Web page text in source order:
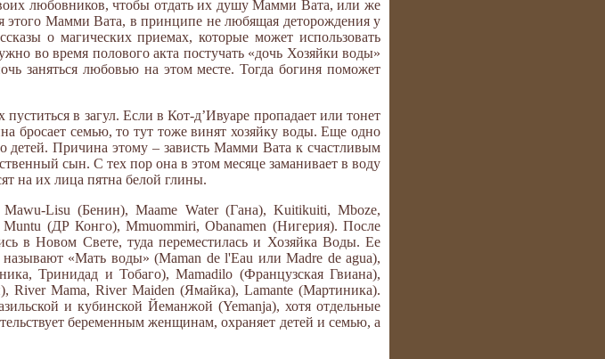
любовников, чтобы отдать их душу Мамми Вата, или же
этого Мамми Вата, в принципе не любящая деторождения у
о магических приемах, которые может использовать
во время полового акта постучать «дочь Хозяйки воды»
заняться любовью на этом месте. Тогда богиня поможет
в загул. Если в Кот-д’Ивуаре пропадает или тонет
бросает семью, то тут тоже винят хозяйку воды. Еще одно
детей. Причина этому – зависть Мамми Вата к счастливым
сын. С тех пор она в этом месяце заманивает в воду
на их лица пятна белой глины.
Lisu (Бенин), Maame Water (Гана), Kuitikuiti, Mboze,
(ДР Конго), Mmuommiri, Obanamen (Нигерия). После
в Новом Свете, туда переместилась и Хозяйка Воды. Ее
«Мать воды» (Maman de l'Eau или Madre de agua),
Тринидад и Тобаго), Mamadilo (Французская Гвиана),
River Mama, River Maiden (Ямайка), Lamante (Мартиника).
и кубинской Йеманжой (Yemanja), хотя отдельные
беременным женщинам, охраняет детей и семью, а